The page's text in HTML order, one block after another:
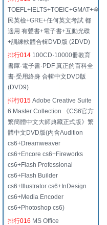
TOEFL+IELTS+TOEIC+GMAT+全
民英檢+GRE+任何英文考試 都
適用 有聲書+電子書+互動光碟
+訓練軟體合輯DVD版 (2DVD)
排行014 100CD·10000冊教育
書庫·電子書·PDF 真正的百科全
書·受用終身 合輯中文DVD版
(DVD9)
排行015 Adobe Creative Suite
6 Master Collection 《CS6官方
繁簡體中文大師典藏正式版》繁
體中文DVD版(內含Audition
cs6+Dreamweaver
cs6+Encore cs6+Fireworks
cs6+Flash Professional
cs6+Flash Builder
cs6+Illustrator cs6+InDesign
cs6+Media Encoder
cs6+Photoshop cs6)
排行016 MS Office